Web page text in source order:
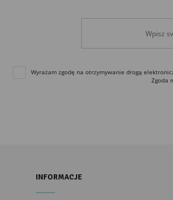
Wyrażam zgodę na otrzymywanie drogą
Zgoda
INFORMACJE